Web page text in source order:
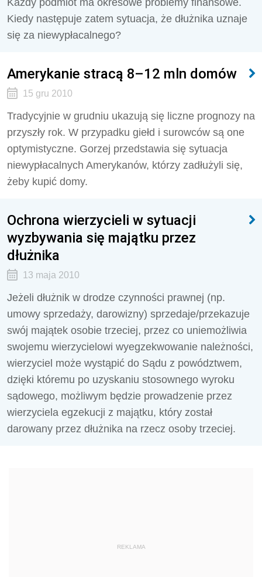
Każdy podmiot ma okresowe problemy finansowe.
Kiedy następuje zatem sytuacja, że dłużnika uznaje
się za niewypłacalnego?
Amerykanie stracą 8–12 mln domów
15 gru 2010
Tradycyjnie w grudniu ukazują się liczne prognozy na
przyszły rok. W przypadku giełd i surowców są one
optymistyczne. Gorzej przedstawia się sytuacja
niewypłacalnych Amerykanów, którzy zadłużyli się,
żeby kupić domy.
Ochrona wierzycieli w sytuacji
wyzbywania się majątku przez
dłużnika
13 maja 2010
Jeżeli dłużnik w drodze czynności prawnej (np.
umowy sprzedaży, darowizny) sprzedaje/przekazuje
swój majątek osobie trzeciej, przez co uniemożliwia
swojemu wierzycielowi wyegzekwowanie należności,
wierzyciel może wystąpić do Sądu z powództwem,
dzięki któremu po uzyskaniu stosownego wyroku
sądowego, możliwym będzie prowadzenie przez
wierzyciela egzekucji z majątku, który został
darowany przez dłużnika na rzecz osoby trzeciej.
REKLAMA